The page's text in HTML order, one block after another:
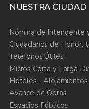
NUESTRA CIUDAD
Nómina de Intendente
Ciudadanos de Honor,
Teléfonos Útiles
Micros Corta y Larga
Hoteles - Alojamientos
Avance de Obras
Espacios Públicos